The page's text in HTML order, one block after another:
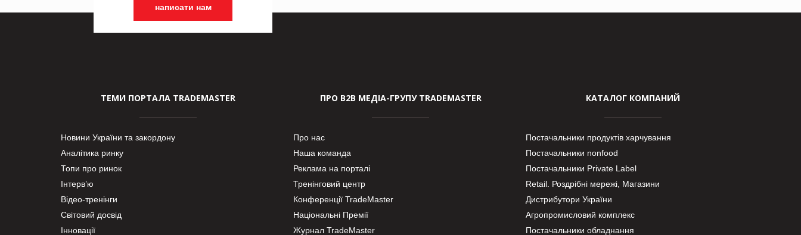
написати нам
ТЕМИ ПОРТАЛА TRADEMASTER
Новини України та закордону
Аналітика ринку
Топи про ринок
Інтерв’ю
Відео-тренінги
Світовий досвід
Інновації
ПРО В2В МЕДІА-ГРУПУ TRADEMASTER
Про нас
Наша команда
Реклама на порталі
Тренінговий центр
Конференції TradeMaster
Національні Премії
Журнал TradeMaster
КАТАЛОГ КОМПАНИЙ
Постачальники продуктів харчування
Постачальники nonfood
Постачальники Private Label
Retail. Роздрібні мережі, Магазини
Дистрибутори України
Агропромисловий комплекс
Постачальники обладнання